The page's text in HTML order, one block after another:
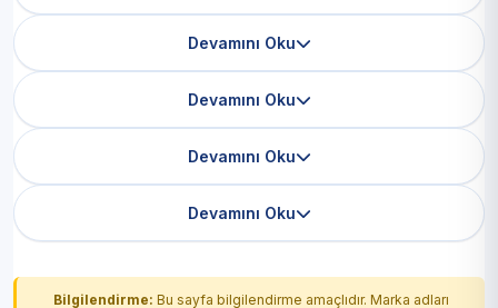
Devamını Oku
Devamını Oku
Devamını Oku
Devamını Oku
Bilgilendirme: Bu sayfa bilgilendirme amaçlıdır. Marka adları